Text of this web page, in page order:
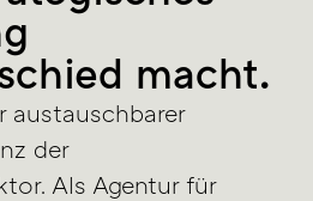
macht.
austauschbarer
der
Als Agentur für